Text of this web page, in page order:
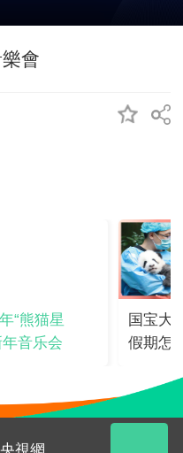
會
“熊猫星
年音乐会
国宝大
假期怎